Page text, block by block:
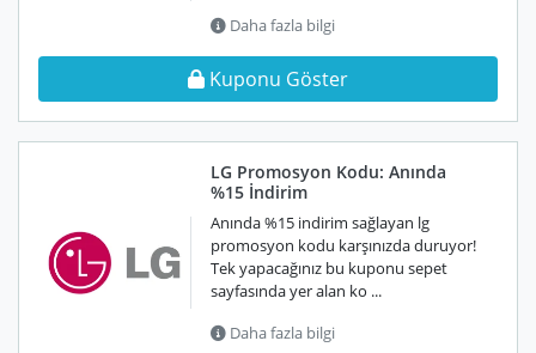
Daha fazla bilgi
Kuponu Göster
LG Promosyon Kodu: Anında
%15 İndirim
Anında %15 indirim sağlayan lg
promosyon kodu karşınızda duruyor!
Tek yapacağınız bu kuponu sepet
sayfasında yer alan ko ...
Daha fazla bilgi